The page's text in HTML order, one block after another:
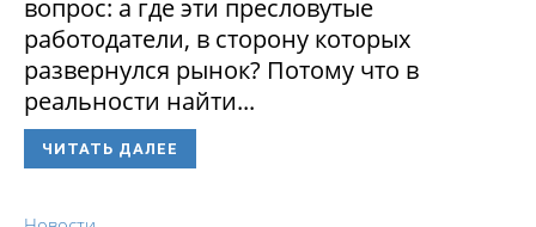
вопрос: а где эти пресловутые
работодатели, в сторону которых
развернулся рынок? Потому что в
реальности найти...
ЧИТАТЬ ДАЛЕЕ